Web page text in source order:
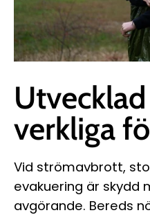
verkliga
Vid strömavbrott,
evakuering är skydd
avgörande. Bereds